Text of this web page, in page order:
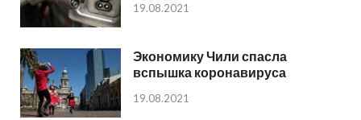
19.08.2021
Экономику Чили спасла
вспышка коронавируса
19.08.2021